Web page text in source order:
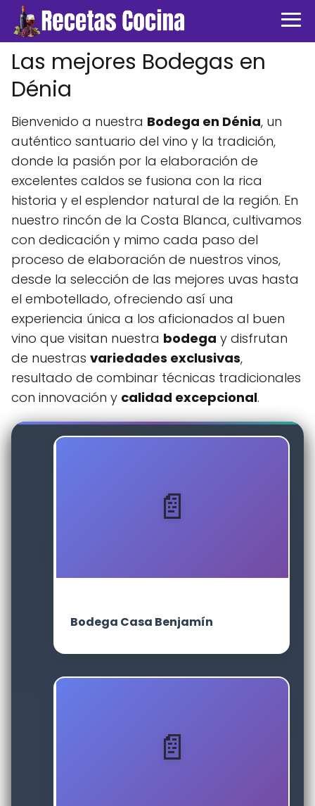
Las mejores Bodegas en
Dénia
Bienvenido a nuestra Bodega en Dénia, un
auténtico santuario del vino y la tradición,
donde la pasión por la elaboración de
excelentes caldos se fusiona con la rica
historia y el esplendor natural de la región. En
nuestro rincón de la Costa Blanca, cultivamos
con dedicación y mimo cada paso del
proceso de elaboración de nuestros vinos,
desde la selección de las mejores uvas hasta
el embotellado, ofreciendo así una
experiencia única a los aficionados al buen
vino que visitan nuestra bodega y disfrutan
de nuestras variedades exclusivas,
resultado de combinar técnicas tradicionales
con innovación y calidad excepcional.
Bodega Casa Benjamín